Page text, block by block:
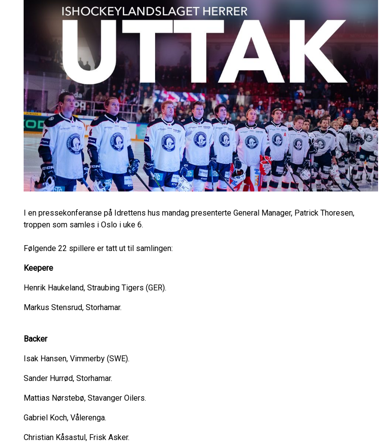
I en pressekonferanse på Idrettens hus mandag presenterte General Manager, Patrick Thoresen,
troppen som samles i Oslo i uke 6.
Følgende 22 spillere er tatt ut til samlingen:
Keepere
Henrik Haukeland, Straubing Tigers (GER).
Markus Stensrud, Storhamar.
Backer
Isak Hansen, Vimmerby (SWE).
Sander Hurrød, Storhamar.
Mattias Nørstebø, Stavanger Oilers.
Gabriel Koch, Vålerenga.
Christian Kåsastul, Frisk Asker.